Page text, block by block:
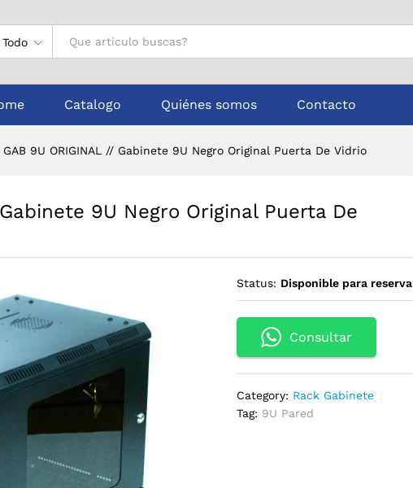
Todo
Catalogo Quiénes somos Contacto
GAB 9U ORIGINAL // Gabinete 9U Negro Original Puerta De Vidrio
9U Negro Original Puerta De
Status: Disponible para reserva
Consultar
Category: Rack Gabinete
Tag: 9U Pared
// Gabinete 9U Negro Original Puerta De Vidrio